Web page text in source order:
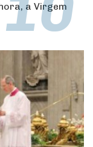
a Virgem